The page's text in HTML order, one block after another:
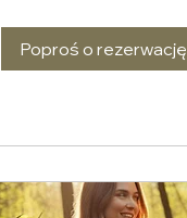
Poproś o rezerwację